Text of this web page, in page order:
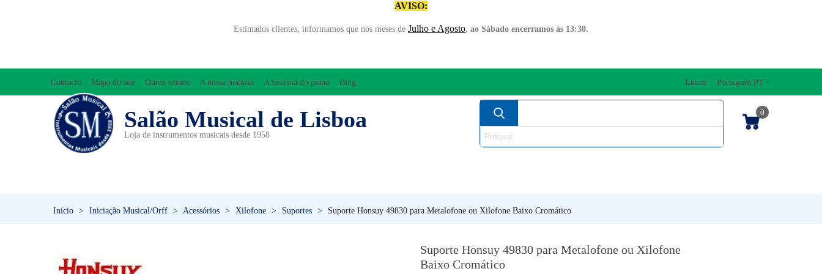
AVISO:
Estimados clientes, informamos que nos meses de Julho e Agosto, ao Sábado encerramos às 13:30.
Contacto Mapa do site Quem somos A nossa história A história do piano Blog Entrar Português PT
Salão Musical de Lisboa
Loja de instrumentos musicais desde 1958
0
Início > Iniciação Musical/Orff > Acessórios > Xilofone > Suportes > Suporte Honsuy 49830 para Metalofone ou Xilofone Baixo Cromático
Suporte Honsuy 49830 para Metalofone ou Xilofone
Baixo Cromático